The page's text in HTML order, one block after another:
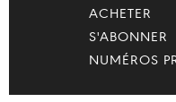
ACHETER
S'ABONNER
NUMÉROS